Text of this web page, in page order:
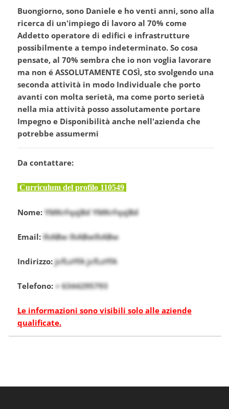
Buongiorno, sono Daniele e ho venti anni, sono alla
ricerca di un'impiego di lavoro al 70% come
Addetto operatore di edifici e infrastrutture
possibilmente a tempo indeterminato. So cosa
pensate, al 70% sembra che io non voglia lavorare
ma non é ASSOLUTAMENTE COSÌ, sto svolgendo una
seconda attività in modo Individuale che porto
avanti con molta serietà, ma come porto serietà
nella mia attività posso assolutamente portare
Impegno e Disponibilità anche nell'azienda che
potrebbe assumermi
Da contattare:
Curriculum del profilo 110549
Nome: YMKrFqsjBd YMKrFqsjBd
Email: IhABw IhABwIhABw
Indirizzo:jcfLsYfA jcfLsYfA
Telefono: + 6344295793
Le informazioni sono visibili solo alle aziende
qualificate.